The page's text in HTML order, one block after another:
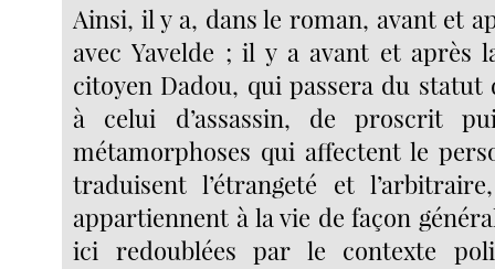
Ainsi, il y a, dans le roman, avant et
avec Yavelde ; il y a avant et après
citoyen Dadou, qui passera du statut
à celui d’assassin, de proscrit
métamorphoses qui affectent le
traduisent l’étrangeté et
appartiennent à la vie de façon
ici redoublées par le contexte